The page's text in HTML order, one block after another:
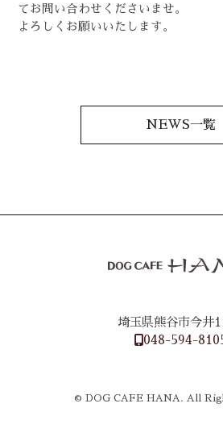
てお問い合わせくださいませ。
よろしくお願いいたします。
NEWS一覧
埼玉県熊谷市今井
048-594-
© DOG CAFE HANA. All